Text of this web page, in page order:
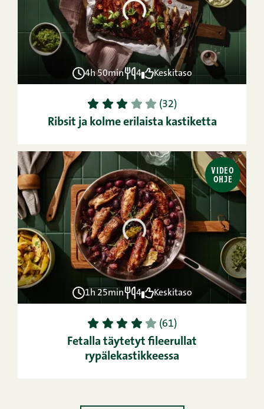
4h 50min 4 Keskitaso
1 2 3 4 5 (32)
Ribsit ja kolme erilaista kastiketta
VIDEO
OHJE
1h 25min 4 Keskitaso
1 2 3 4 5 (61)
Fetalla täytetyt fileerullat
rypälekastikkeessa